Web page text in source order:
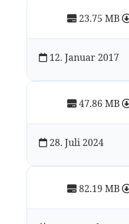
82.19 MB
47.86 MB
28. Juli 2024
23.75 MB
12. Januar 2017